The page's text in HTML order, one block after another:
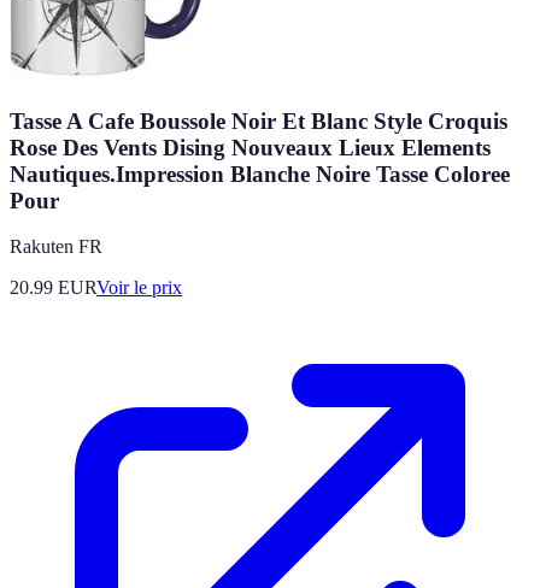
Tasse A Cafe Boussole Noir Et Blanc Style Croquis
Rose Des Vents Dising Nouveaux Lieux Elements
Nautiques.Impression Blanche Noire Tasse Coloree
Pour
Rakuten FR
20.99 EURVoir le prix